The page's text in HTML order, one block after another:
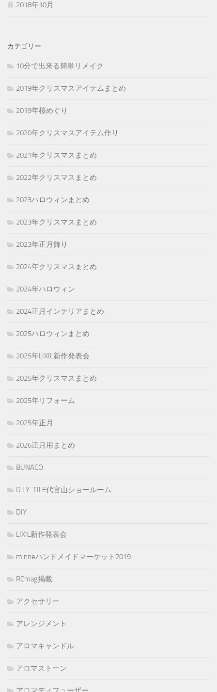
2018年10月
カテゴリー
10分で出来る簡単リメイク
2019年クリスマスアイテムまとめ
2019年桜めぐり
2020年クリスマスアイテム作り
2021年クリスマスまとめ
2022年クリスマスまとめ
2023ハロウィンまとめ
2023年クリスマスまとめ
2023年正月飾り
2024年クリスマスまとめ
2024年ハロウィン
2024正月インテリアまとめ
2025ハロウィンまとめ
2025年LIXIL新作発表会
2025年クリスマスまとめ
2025年リフォーム
2025年正月
2026正月用まとめ
BUNACO
D.I.Y-TILE代官山ショールーム
DIY
LIXIL新作発表会
minneハンドメイドマーケット2019
RCmag掲載
アクセサリー
アレンジメント
アロマキャンドル
アロマストーン